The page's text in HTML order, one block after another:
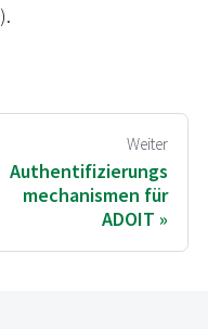
).
Weiter
Authentifizierungs
mechanismen für
ADOIT